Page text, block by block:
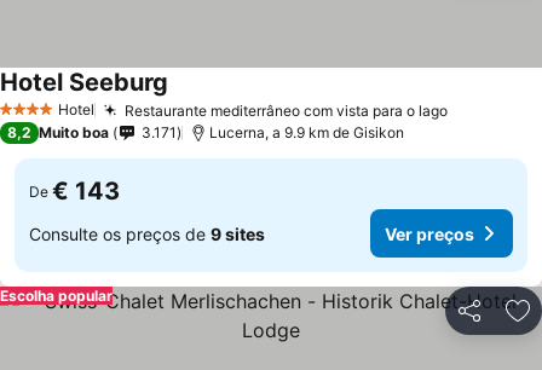
4 EstrelasHotel Restaurante mediterrâneo com vista para o lagoVer
Hotel Seeburg
8,2 Muito boa 3.171 Lucerna, a 9.9 km de Gisikon
De € 143
Consulte os preços de 9 sites Ver preços
Partilhar
Escolha popular